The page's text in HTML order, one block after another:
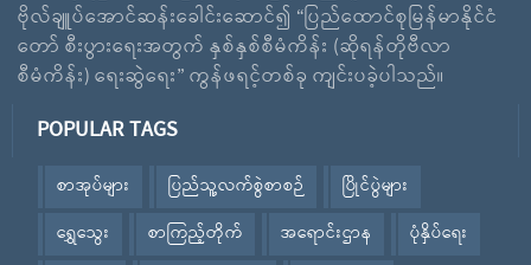
ဗိုလ်ချူပ်အောင်ဆန်းခေါင်းဆောင်၍ “ပြည်ထောင်စုမြန်မာနိုင်ငံ
တော် စီးပွားရေးအတွက် နှစ်နှစ်စီမံကိန်း (ဆိုရန်တိုဗီလာ
စီမံကိန်း) ရေးဆွဲရေး” ကွန်ဖရင့်တစ်ခု ကျင်းပခဲ့ပါသည်။
POPULAR TAGS
စာအုပ်များ ပြည်သူ့လက်စွဲစာစဉ်
ပြိုင်ပွဲများ
ရွှေသွေး
စာကြည့်တိုက် အရောင်းဌာန
ပုံနှိပ်ရေး